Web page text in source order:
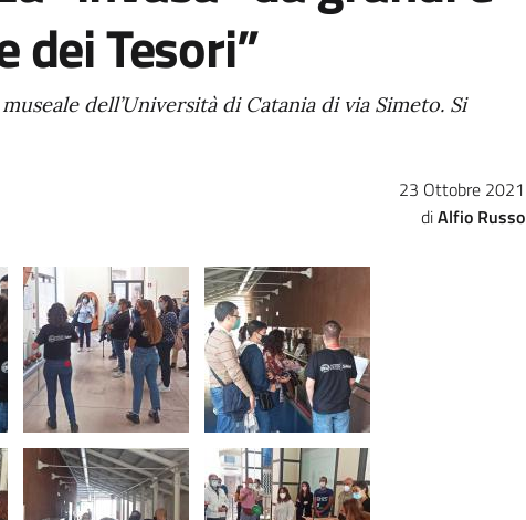
dei Tesori”
dell’Università di Catania di via Simeto. Si
23 Ottobre 2021
Alfio Russo